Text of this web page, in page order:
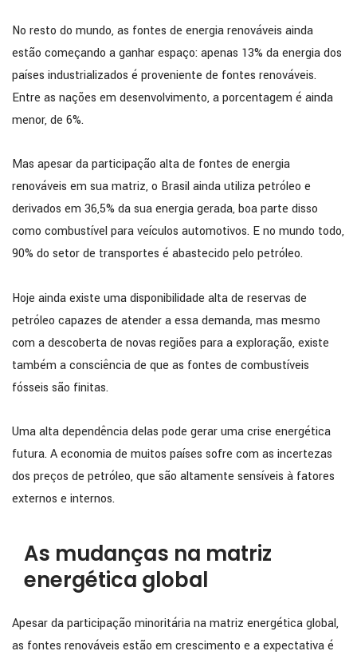
No resto do mundo, as fontes de energia renováveis ainda
estão começando a ganhar espaço: apenas 13% da energia dos
países industrializados é proveniente de fontes renováveis.
Entre as nações em desenvolvimento, a porcentagem é ainda
menor, de 6%.
Mas apesar da participação alta de fontes de energia
renováveis em sua matriz, o Brasil ainda utiliza petróleo e
derivados em 36,5% da sua energia gerada, boa parte disso
como combustível para veículos automotivos. E no mundo todo,
90% do setor de transportes é abastecido pelo petróleo.
Hoje ainda existe uma disponibilidade alta de reservas de
petróleo capazes de atender a essa demanda, mas mesmo
com a descoberta de novas regiões para a exploração, existe
também a consciência de que as fontes de combustíveis
fósseis são finitas.
Uma alta dependência delas pode gerar uma crise energética
futura. A economia de muitos países sofre com as incertezas
dos preços de petróleo, que são altamente sensíveis à fatores
externos e internos.
As mudanças na matriz
energética global
Apesar da participação minoritária na matriz energética global,
as fontes renováveis estão em crescimento e a expectativa é